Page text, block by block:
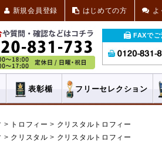
新規会員登録 はじめての方 よ
FAXでご
表彰楯 フリーセレクション
トロフィー
クリスタルトロフィー
クリスタル クリスタルトロフィー